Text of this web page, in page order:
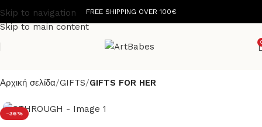
Skip to navigation
Skip to main content
FREE SHIPPING OVER 100€
Αρχική σελίδα GIFTS GIFTS FOR HER
-36%